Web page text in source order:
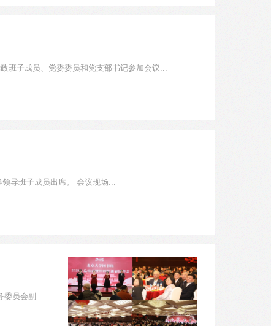
班子成员、党委委员和党支部书记参加会议...
3月2日，图书馆围绕“系统跃升，携手培育新力量，共同描绘新蓝图”主题召开2026年寒假战略研讨会。馆长陈建龙、党委书记郑清文等领导班子成员出席。 会议现场...
委员会副